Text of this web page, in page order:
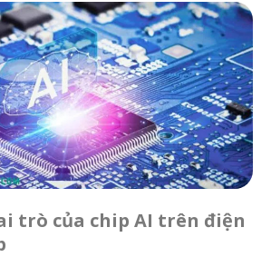
trò của chip AI trên điện